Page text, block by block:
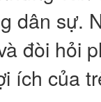
dân sự.
đòi hỏi
ích của